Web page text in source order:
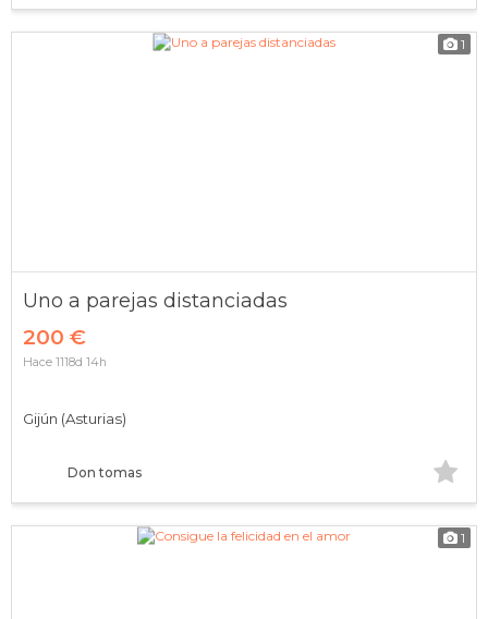
1
Uno a parejas distanciadas
200 €
Don tomas
Gijún (Asturias)
Hace 1118d 14h
1